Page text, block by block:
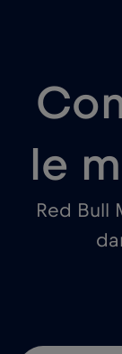
le
Red Bull